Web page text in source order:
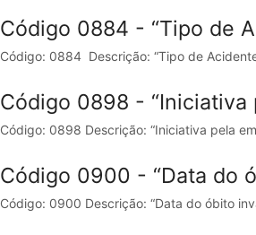
Código 0884 - “Tipo de
Código: 0884 Descrição: “Tipo de
Código 0898 - “Iniciativa
Código: 0898 Descrição: “Iniciativa pela
Código 0900 - “Data do
Código: 0900 Descrição: “Data do óbito